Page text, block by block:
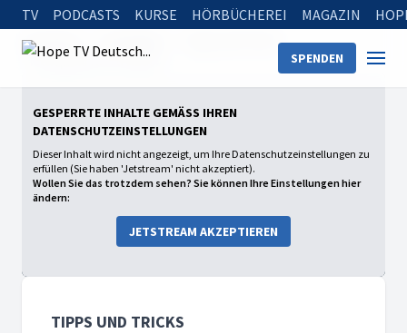
TV PODCASTS KURSE HÖRBÜCHEREI MAGAZIN
SPENDEN
Startseite
Tischspiele für zu Hause
GESPERRTE INHALTE GEMÄSS IHREN D
ATENSCHUTZEINSTELLUNGEN
Dieser Inhalt wird nicht angezeigt, um Ihre Datenschutzeinstellungen zu
erfüllen (Sie haben 'Jetstream' nicht akzeptiert).
Wollen Sie das trotzdem sehen? Sie können Ihre Einstellungen hier
ändern:
JETSTREAM AKZEPTIEREN
TIPPS UND TRICKS